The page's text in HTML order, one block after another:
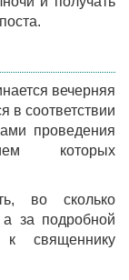
вечерняя
в соответствии
проведения
которых
во сколько
за подробной
священнику